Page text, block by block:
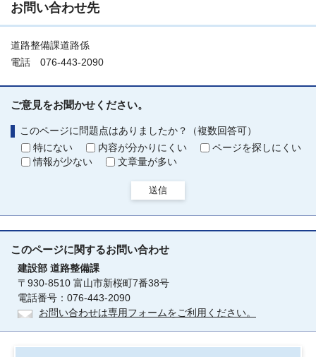
お問い合わせ先
道路整備課道路係
電話 076-443-2090
ご意見をお聞かせください。
このページに問題点はありましたか？（複数回答可）
特にない
内容が分かりにくい
ページを探しにくい
情報が少ない
文章量が多い
送信
このページに関するお問い合わせ
建設部 道路整備課
〒930-8510 富山市新桜町7番38号
電話番号：076-443-2090
お問い合わせは専用フォームをご利用ください。